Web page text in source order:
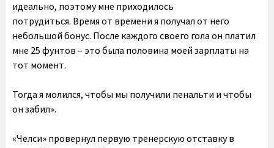
идеально, поэтому мне приходилось
потрудиться. Время от времени я получал от него
небольшой бонус. После каждого своего гола он платил
мне 25 фунтов – это была половина моей зарплаты на
тот момент.
Тогда я молился, чтобы мы получили пенальти и чтобы
он забил».
«Челси» провернул первую тренерскую отставку в